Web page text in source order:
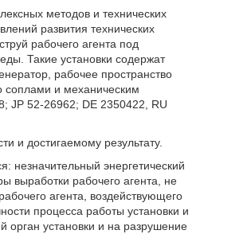
методов и технических
развития технических
рабочего агента под
Такие установки содержат
рабочее пространство
соплами и механическим
JP 52-26962; DE 2350422, RU
и достигаемому результату.
незначительный энергетический
выработки рабочего агента, не
агента, воздействующего
процесса работы установки и
орган установки и на разрушение